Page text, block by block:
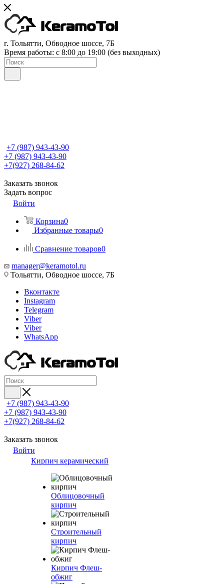
г. Тольятти, Обводное шоссе, 7Б
Время работы: c 8:00 до 19:00 (без выходных)
+7 (987) 943-43-90
+7 (987) 943-43-90
+7(927) 268-84-62
Заказать звонок
Задать вопрос
Войти
Корзина0
Избранные товары0
Сравнение товаров0
manager@keramotol.ru
Тольятти, Обводное шоссе, 7Б
Вконтакте
Instagram
Telegram
Viber
Viber
WhatsApp
+7 (987) 943-43-90
+7 (987) 943-43-90
+7(927) 268-84-62
Заказать звонок
Войти
Кирпич керамический
Облицовочный
кирпич
Строительный
кирпич
Кирпич Флеш-
обжиг